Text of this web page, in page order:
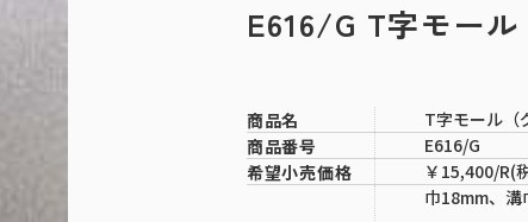
E616/G T字モー
商品名
T字モール（
商品番号
E616/G
希望小売価格
￥15,400/R(
巾18mm、